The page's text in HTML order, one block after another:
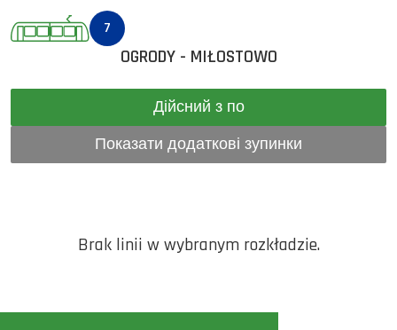
7
OGRODY - MIŁOSTOWO
Дійсний з по
Показати додаткові зупинки
Brak linii w wybranym rozkładzie.